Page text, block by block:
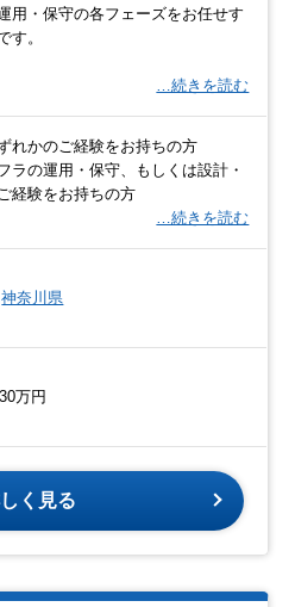
用・保守の各フェーズをお任せす
す。
…続きを読む
れかのご経験をお持ちの方
ラの運用・保守、もしくは設計・
経験をお持ちの方
…続きを読む
神奈川県
万円
く見る